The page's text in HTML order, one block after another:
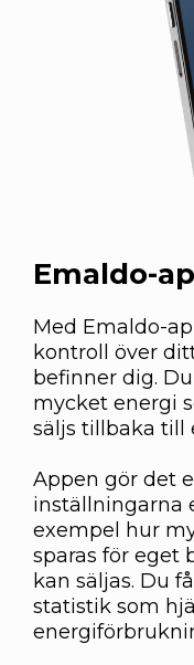
Emaldo-
Med Emaldo-
kontroll över
befinner dig.
mycket energi
säljs tillbaka till
Appen gör det
inställningarna
exempel hur
sparas för eget
kan säljas. Du
statistik som